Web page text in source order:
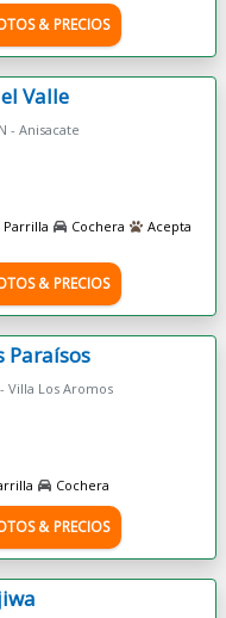
& PRECIOS
Valle
- Anisacate
Parrilla Cochera
Acepta
& PRECIOS
Paraísos
Villa Los Aromos
Cochera
& PRECIOS